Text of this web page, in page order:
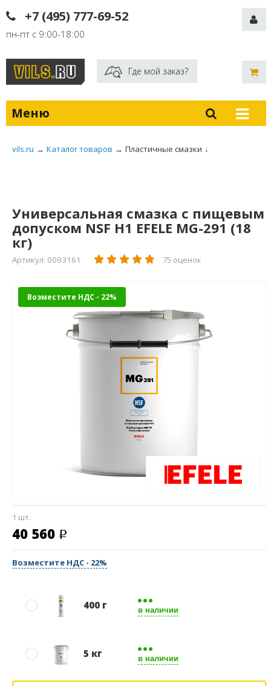
+7 (495) 777-69-52
пн-пт с 9:00-18:00
Где мой заказ?
Меню
vils.ru → Каталог товаров → Пластичные смазки ↓
Универсальная смазка с пищевым
допуском NSF Н1 EFELE MG-291 (18
кг)
Артикул: 0093161 75 оценок
Возместите НДС - 22%
1 шт.
40 560
Возместите НДС - 22%
400 г в наличии
5 кг в наличии